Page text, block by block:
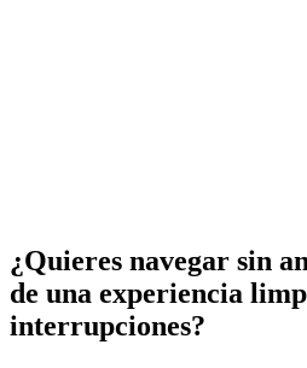
¿Quieres navegar sin
de una experiencia
interrupciones?